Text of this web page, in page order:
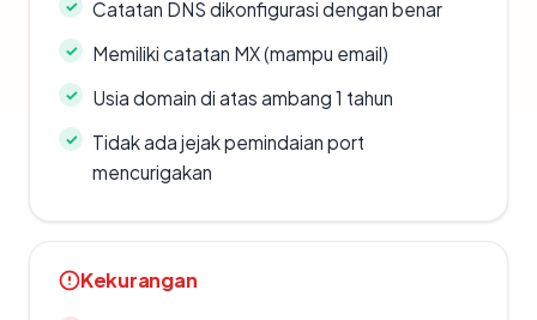
Catatan DNS dikonfigurasi dengan benar
Memiliki catatan MX (mampu email)
Usia domain di atas ambang 1 tahun
Tidak ada jejak pemindaian port
mencurigakan
Kekurangan